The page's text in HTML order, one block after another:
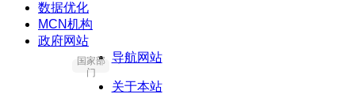
数据优化
MCN机构
政府网站
国家部
门
导航网站
关于本站